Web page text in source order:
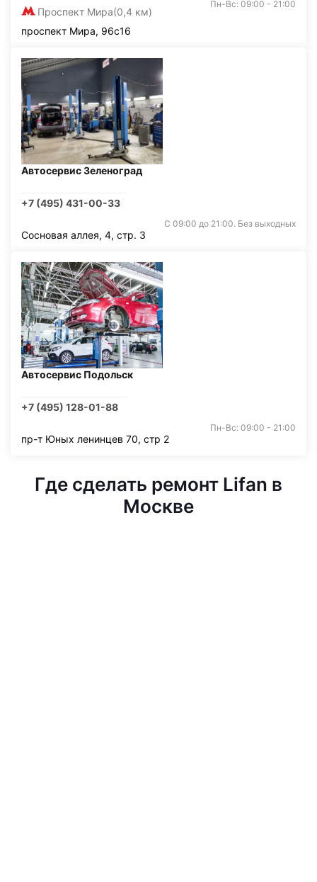
Проспект Мира(0,4 км)
Пн-Вс: 09:00 - 21:00
проспект Мира, 96с16
Автосервис Зеленоград
+7 (495) 431-00-33
С 09:00 до 21:00. Без выходных
Сосновая аллея, 4, стр. 3
Автосервис Подольск
+7 (495) 128-01-88
Пн-Вс: 09:00 - 21:00
пр-т Юных ленинцев 70, стр 2
Где сделать ремонт Lifan в
Москве